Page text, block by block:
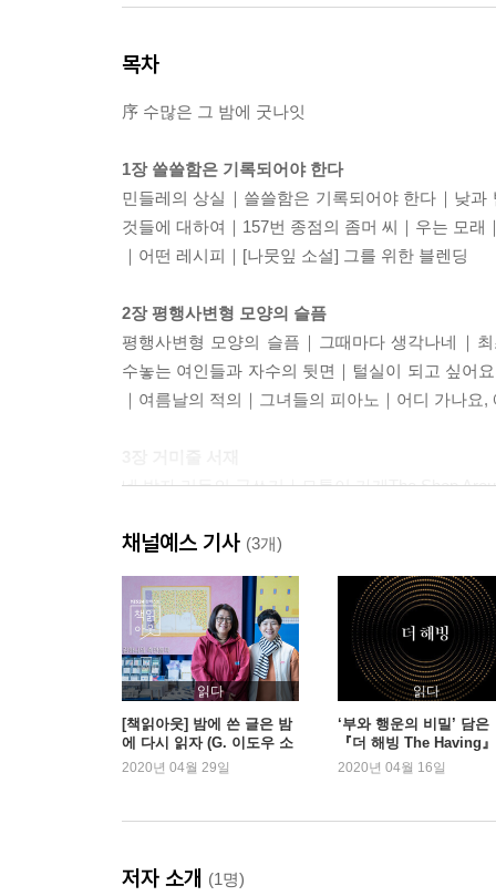
목차
序 수많은 그 밤에 굿나잇
1장 쓸쓸함은 기록되어야 한다
민들레의 상실｜쓸쓸함은 기록되어야 한다｜낮
것들에 대하여｜157번 종점의 좀머 씨｜우는 모
｜어떤 레시피｜[나뭇잎 소설] 그를 위한 블렌딩
2장 평행사변형 모양의 슬픔
평행사변형 모양의 슬픔｜그때마다 생각나네｜
수놓는 여인들과 자수의 뒷면｜털실이 되고 싶어
｜여름날의 적의｜그녀들의 피아노｜어디 가나
네 박자 리듬의 글쓰기｜모퉁이 가게The Shop
싶어요｜디킨시언Dickensian의 집｜이 낱말을 넣
4장 추억이 없는 따뜻한 곳
추억이 없는 따뜻한 곳｜사어死語를 배우고 싶
늦가을의 거미줄gossamer｜한 시절에 이별을 고
속의 대화｜2060년 오리온｜울타리들이 말하는
채널예스 기사 (3개)
읽다
[책읽아웃] 밤에 쓴 글은 밤
에 다시 읽자 (G. 이도우 소
설가)
2020년 04월 29일
읽다
‘부와 행운의 비밀’ 담은
『더 해빙 The Having
로운 1위
2020년 04월 16일
저자 소개 (1명)